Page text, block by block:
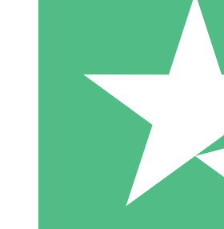
Paquetes de Créditos
Paga según el uso con créditos de
10 00